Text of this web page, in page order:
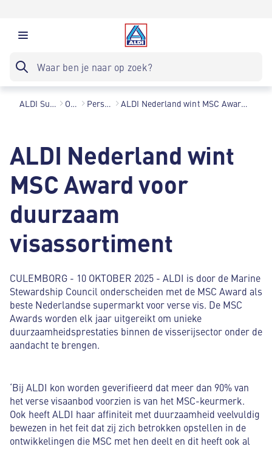
ALDI Supermarkten Over ons Persberichten ALDI Nederland wint MSC Award voor duurzaam visassortiment
ALDI Nederland wint
MSC Award voor
duurzaam
visassortiment
CULEMBORG - 10 OKTOBER 2025 - ALDI is door de Marine
Stewardship Council onderscheiden met de MSC Award als
beste Nederlandse supermarkt voor verse vis. De MSC
Awards worden elk jaar uitgereikt om unieke
duurzaamheidsprestaties binnen de visserijsector onder de
aandacht te brengen.
‘Bij ALDI kon worden geverifieerd dat meer dan 90% van
het verse visaanbod voorzien is van het MSC-keurmerk.
Ook heeft ALDI haar affiniteit met duurzaamheid veelvuldig
bewezen in het feit dat zij zich betrokken opstellen in de
ontwikkelingen die MSC met hen deelt en dit heeft ook al